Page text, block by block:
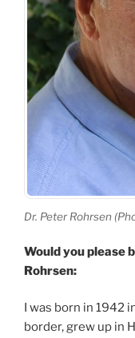
Dr. Peter Rohrsen
Would you please
Rohrsen:
I was born in 1942
border, grew up in